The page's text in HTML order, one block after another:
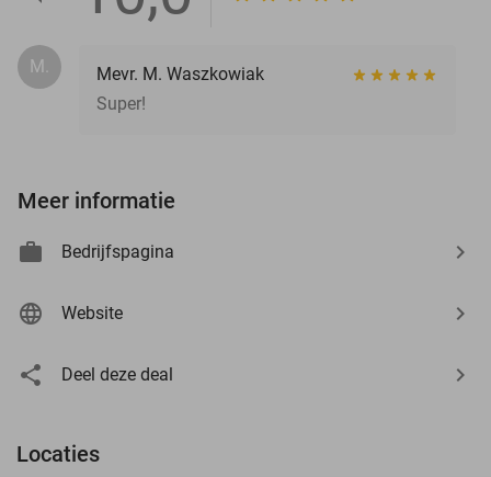
M.
Mevr. M. Waszkowiak
Super!
Meer informatie
Bedrijfspagina
Website
Deel deze deal
Locaties